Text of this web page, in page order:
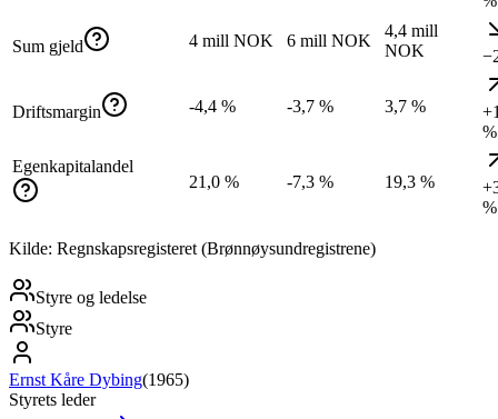
Sum gjeld 4 mill NOK 6 mill NOK
4,4 mill
NOK
Driftsmargin -4,4 % -3,7 % 3,7 %
%
Egenkapitalandel
21,0 %
-7,3 % 19,3 %
%
Kilde: Regnskapsregisteret (Brønnøysundregistrene)
Styre og ledelse
Styre
Ernst Kåre Dybing(1965)
Styrets leder